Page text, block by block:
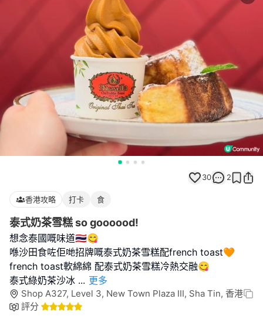
30 2
香港攻略 打卡 食
泰式奶茶雪糕 so goooood!
想念泰國嘅味道🇹🇭😋
喺沙田食咗佢哋招牌嘅泰式奶茶雪糕配french toast🧡
french toast軟綿綿 配泰式奶茶雪糕冷熱交融😋
泰式綠奶茶沙冰 ... 更多
Shop A327, Level 3, New Town Plaza III, Sha Tin, 香港
評分